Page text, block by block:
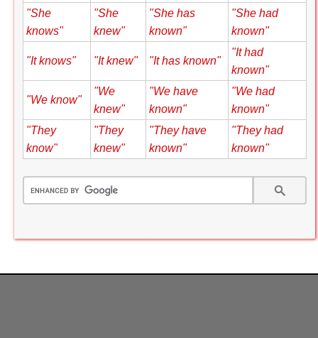
"She
knows"
"She
knew"
"She has
known"
"She had
known"
"It knows" "It knew" "It has known"
"It had
known"
"We know"
"We
knew"
"We have
known"
"We had
known"
"They
know"
"They
knew"
"They have
known"
"They had
known"